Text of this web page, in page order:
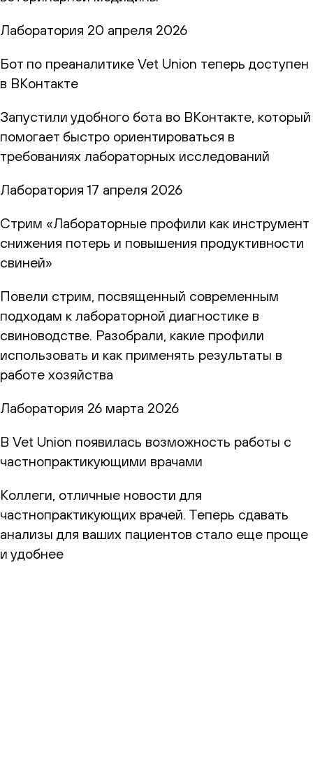
Лаборатория 20 апреля 2026
Бот по преаналитике Vet Union теперь доступен
в ВКонтакте
Запустили удобного бота во ВКонтакте, который
помогает быстро ориентироваться в
требованиях лабораторных исследований
Лаборатория 17 апреля 2026
Стрим «Лабораторные профили как инструмент
снижения потерь и повышения продуктивности
свиней»
Повели стрим, посвященный современным
подходам к лабораторной диагностике в
свиноводстве. Разобрали, какие профили
использовать и как применять результаты в
работе хозяйства
Лаборатория 26 марта 2026
В Vet Union появилась возможность работы с
частнопрактикующими врачами
Коллеги, отличные новости для
частнопрактикующих врачей. Теперь сдавать
анализы для ваших пациентов стало еще проще
и удобнее